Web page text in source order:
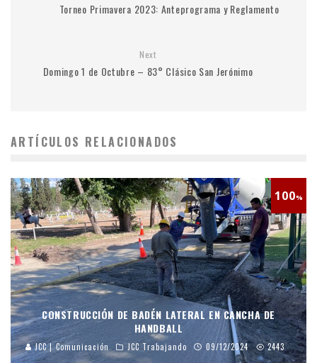
Torneo Primavera 2023: Anteprograma y Reglamento
Next
Domingo 1 de Octubre – 83° Clásico San Jerónimo
ARTÍCULOS RELACIONADOS
100%
CONSTRUCCIÓN DE BADÉN LATERAL EN CANCHA DE
HANDBALL
JCC | Comunicación JCC Trabajando 09/12/2024 2443